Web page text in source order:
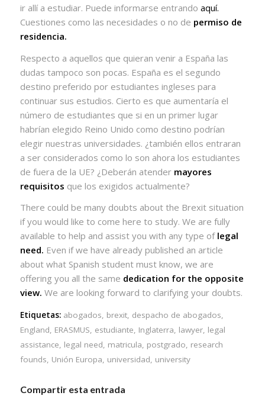
ir allí a estudiar. Puede informarse entrando aquí.
Cuestiones como las necesidades o no de permiso de
residencia.
Respecto a aquellos que quieran venir a España las
dudas tampoco son pocas. España es el segundo
destino preferido por estudiantes ingleses para
continuar sus estudios. Cierto es que aumentaría el
número de estudiantes que si en un primer lugar
habrían elegido Reino Unido como destino podrían
elegir nuestras universidades. ¿también ellos entraran
a ser considerados como lo son ahora los estudiantes
de fuera de la UE? ¿Deberán atender mayores
requisitos que los exigidos actualmente?
There could be many doubts about the Brexit situation
if you would like to come here to study. We are fully
available to help and assist you with any type of legal
need. Even if we have already published an article
about what Spanish student must know, we are
offering you all the same dedication for the opposite
view. We are looking forward to clarifying your doubts.
Etiquetas: abogados, brexit, despacho de abogados,
England, ERASMUS, estudiante, Inglaterra, lawyer, legal
assistance, legal need, matricula, postgrado, research
founds, Unión Europa, universidad, university
Compartir esta entrada